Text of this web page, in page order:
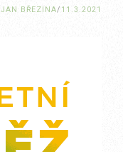
JAN BŘEZINA/ 11.3.2021